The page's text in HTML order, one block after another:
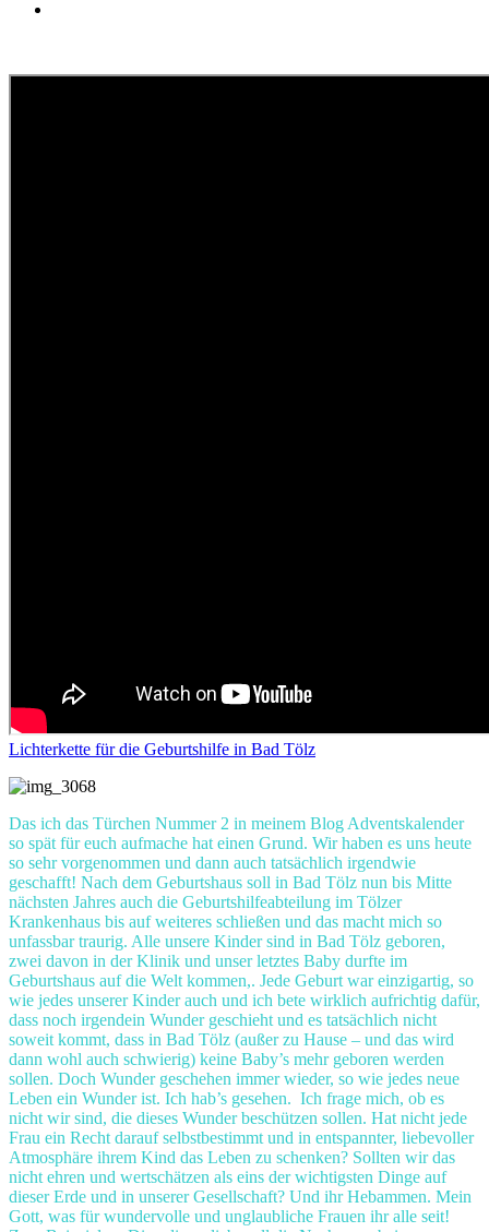
Lichterkette für die Geburtshilfe in Bad Tölz
Das ich das Türchen Nummer 2 in meinem Blog Adventskalender
so spät für euch aufmache hat einen Grund. Wir haben es uns heute
so sehr vorgenommen und dann auch tatsächlich irgendwie
geschafft! Nach dem Geburtshaus soll in Bad Tölz nun bis Mitte
nächsten Jahres auch die Geburtshilfeabteilung im Tölzer
Krankenhaus bis auf weiteres schließen und das macht mich so
unfassbar traurig. Alle unsere Kinder sind in Bad Tölz geboren,
zwei davon in der Klinik und unser letztes Baby durfte im
Geburtshaus auf die Welt kommen,. Jede Geburt war einzigartig, so
wie jedes unserer Kinder auch und ich bete wirklich aufrichtig dafür,
dass noch irgendein Wunder geschieht und es tatsächlich nicht
soweit kommt, dass in Bad Tölz (außer zu Hause – und das wird
dann wohl auch schwierig) keine Baby’s mehr geboren werden
sollen. Doch Wunder geschehen immer wieder, so wie jedes neue
Leben ein Wunder ist. Ich hab’s gesehen. Ich frage mich, ob es
nicht wir sind, die dieses Wunder beschützen sollen. Hat nicht jede
Frau ein Recht darauf selbstbestimmt und in entspannter, liebevoller
Atmosphäre ihrem Kind das Leben zu schenken? Sollten wir das
nicht ehren und wertschätzen als eins der wichtigsten Dinge auf
dieser Erde und in unserer Gesellschaft? Und ihr Hebammen. Mein
Gott, was für wundervolle und unglaubliche Frauen ihr alle seit!